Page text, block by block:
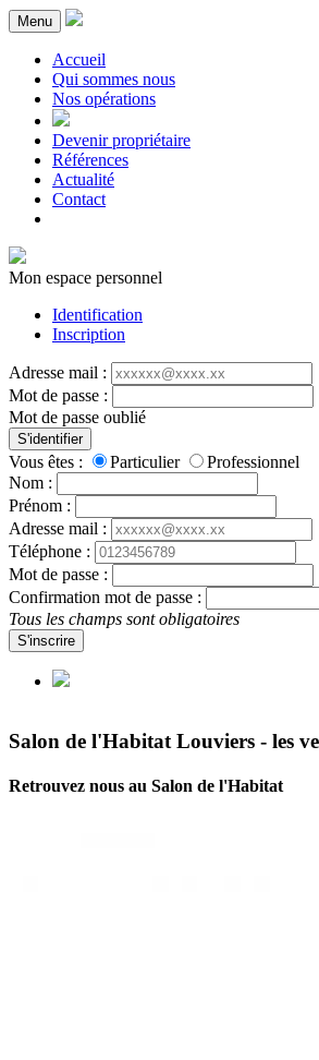
Menu
Accueil
Qui sommes nous
Nos opérations
Devenir propriétaire
Références
Actualité
Contact
Mon espace personnel
Identification
Inscription
Adresse mail :
Mot de passe :
Mot de passe oublié
S'identifier
Vous êtes : Particulier
Professionnel
Nom :
Prénom :
Adresse mail :
Téléphone :
Mot de passe :
Confirmation mot de passe :
Tous les champs sont obligatoires
S'inscrire
Salon de l'Habitat Louviers - les
Retrouvez nous au Salon de l'Habitat